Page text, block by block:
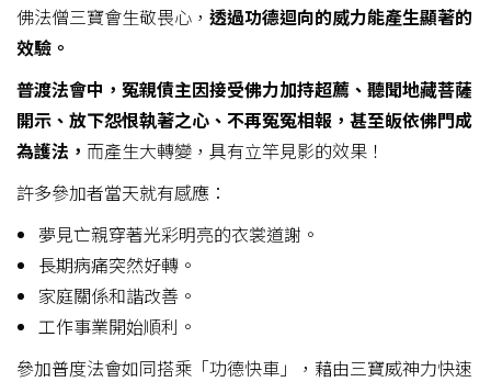
佛法僧三寶會生敬畏心， 透過功德迴向的威力能產生顯著的
效驗。
普渡法會中，冤親債主因接受佛力加持超薦 、聽聞地藏菩薩
開示、放下怨恨執著之心、不再冤冤相報，甚至皈依佛門成
為護法， 而產生大轉變，具有立竿見影的效果！
許多參加者當天就有感應：
夢見亡親穿著光彩明亮的衣裳道謝。
長期病痛突然好轉。
家庭關係和諧改善。
工作事業開始順利。
參加普度法會如同搭乘「功德快車」，藉由三寶威神力快速